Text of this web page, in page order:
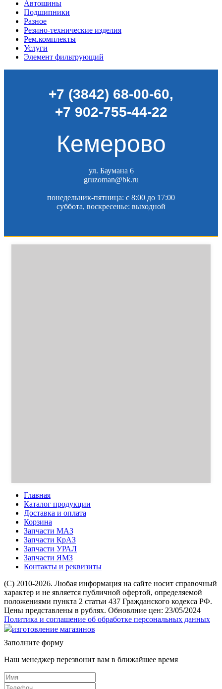
Автошины
Подшипники
Разное
Резино-технические изделия
Рем.комплекты
Услуги
Элемент фильтрующий
+7 (3842) 68-00-60,
+7 902-755-44-22
Кемерово
ул. Баумана 6
gruzoman@bk.ru
понедельник-пятница: c 8:00 до 17:00
суббота, воскресенье: выходной
Главная
Каталог продукции
Доставка и оплата
Корзина
Запчасти МАЗ
Запчасти КрАЗ
Запчасти УРАЛ
Запчасти ЯМЗ
Контакты и реквизиты
(C) 2010-2026. Любая информация на сайте носит справочный
характер и не является публичной офертой, определяемой
положениями пункта 2 статьи 437 Гражданского кодекса РФ.
Цены представлены в рублях. Обновлние цен: 23/05/2024
Политика и соглашение об обработке персональных данных
изготовление магазинов
Заполните форму
Наш менеджер перезвонит вам в ближайшее время